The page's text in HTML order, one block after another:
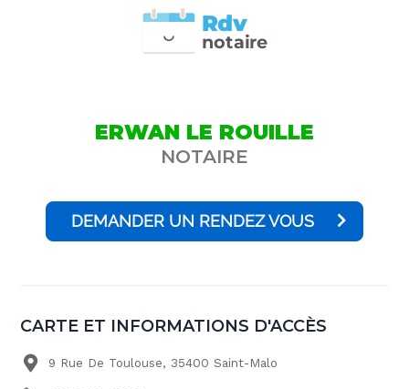
notaire
Rdv
ERWAN LE ROUILLE
NOTAIRE
DEMANDER UN RENDEZ VOUS
CARTE ET INFORMATIONS D'ACCÈS
9 Rue De Toulouse, 35400 Saint-Malo